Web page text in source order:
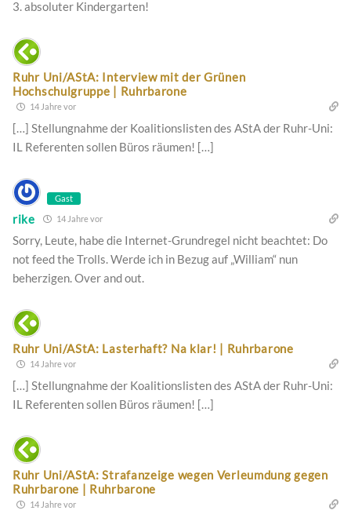
3. absoluter Kindergarten!
Ruhr Uni/AStA: Interview mit der Grünen
Hochschulgruppe | Ruhrbarone
14 Jahre vor
[…] Stellungnahme der Koalitionslisten des AStA der Ruhr-Uni:
IL Referenten sollen Büros räumen! […]
Gast
rike 14 Jahre vor
Sorry, Leute, habe die Internet-Grundregel nicht beachtet: Do
not feed the Trolls. Werde ich in Bezug auf „William“ nun
beherzigen. Over and out.
Ruhr Uni/AStA: Lasterhaft? Na klar! | Ruhrbarone
14 Jahre vor
[…] Stellungnahme der Koalitionslisten des AStA der Ruhr-Uni:
IL Referenten sollen Büros räumen! […]
Ruhr Uni/AStA: Strafanzeige wegen Verleumdung gegen
Ruhrbarone | Ruhrbarone
14 Jahre vor